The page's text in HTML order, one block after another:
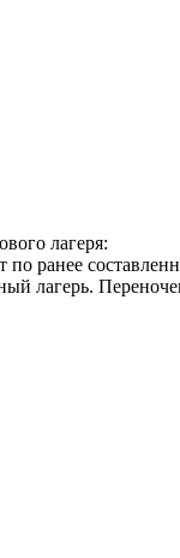
лагеря:
ранее
лагерь.